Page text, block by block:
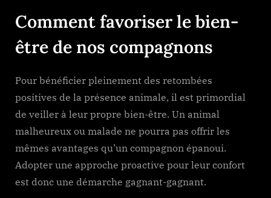
Comment favoriser le bien-
être de nos compagnons
Pour bénéficier pleinement des retombées
positives de la présence animale, il est primordial
de veiller à leur propre bien-être. Un animal
malheureux ou malade ne pourra pas offrir les
mêmes avantages qu’un compagnon épanoui.
Adopter une approche proactive pour leur confort
est donc une démarche gagnant-gagnant.